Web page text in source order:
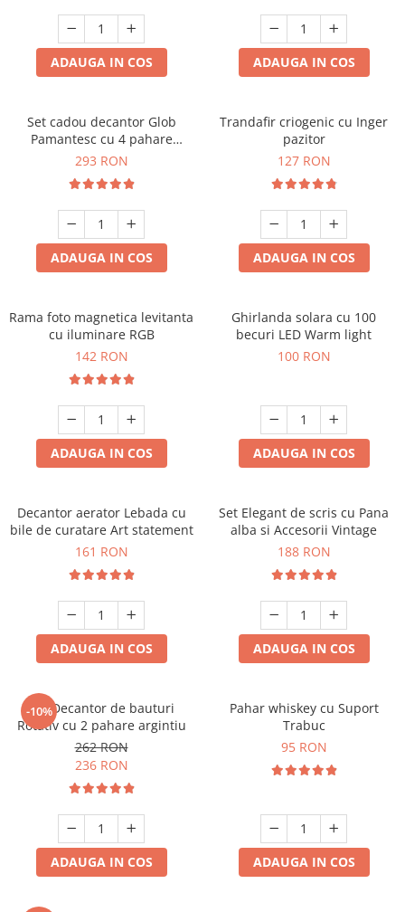
Cadouri Fete
Pentru Copilul din tine
Cadouri Haioase
Cadouri Majorat
Cadouri pentru Nasi
Cadouri pentru Bunici
Cadouri pentru Sefi
Cel ce are tot
Cani si Termosuri
Jocuri si Puzzle
Produse pentru Calatorie
Cadouri Sfantul Alexandru
Cadouri Sfanta Ana
Cadouri Sfanta Maria
Cadouri Sfintii Mihail si Gavriil
ADAUGA IN COS ADAUGA IN COS
Set cadou decantor Glob
Pamantesc cu 4 pahare
Deluxe
293 RON
ADAUGA IN COS
Trandafir criogenic cu Inger
pazitor
127 RON
ADAUGA IN COS
Rama foto magnetica levitanta
cu iluminare RGB
142 RON
ADAUGA IN COS
Ghirlanda solara cu 100
becuri LED Warm light
100 RON
ADAUGA IN COS
Decantor aerator Lebada cu
bile de curatare Art statement
161 RON
ADAUGA IN COS
Set Elegant de scris cu Pana
alba si Accesorii Vintage
188 RON
ADAUGA IN COS
-10%
Set Decantor de bauturi
Rotativ cu 2 pahare argintiu
262 RON
236 RON
ADAUGA IN COS
Pahar whiskey cu Suport
Trabuc
95 RON
ADAUGA IN COS